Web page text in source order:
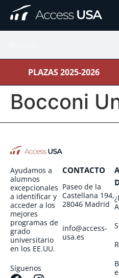
PLAZAS 2025-2026
Bocconi
Ayudamos a
alumnos
excepcionales
a identificar y
acceder a los
mejores
programas de
grado
universitario
en los EE.UU.
Síguenos
CONTACTO
Paseo de la
Castellana 194,
28046 Madrid
info@access-
usa.es